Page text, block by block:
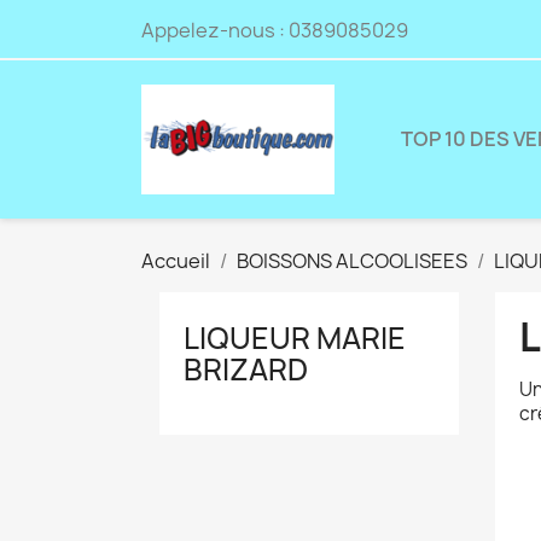
Appelez-nous : 0389085029
TOP 10 DES
Accueil BOISSONS ALCOOLISEES
LIQUEUR MARIE
BRIZARD